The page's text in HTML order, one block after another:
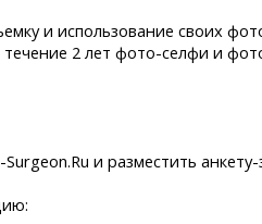
и использование своих
2 лет фото-селфи и
и разместить